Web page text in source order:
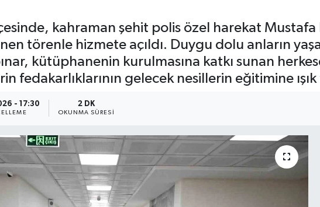
kahraman şehit polis özel harekat Mustafa
törenle hizmete açıldı. Duygu dolu anların
kütüphanenin kurulmasına katkı sunan
fedakarlıklarının gelecek nesillerin eğitimine
- 17:30 2 DK
OKUNMA SÜRESI